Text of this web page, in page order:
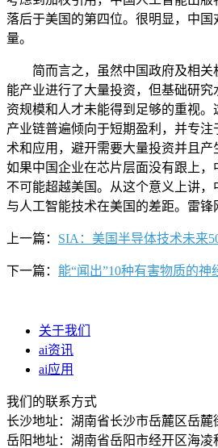
落后于美国的第四位。很明显，中
量。
简而言之，虽然中国政府及相关
能产业进行了大量投资，但基础研
资规模和人才未能得到足够的重视
产业链普遍倾向于短期盈利，并专
术和应用，避开需要大量投资并且产
如果中国企业在芯片层面没有跟上
不可能超越美国。从这个意义上讲
与人工智能技术在美国的差距。雷锋
上一篇： SIA：美国半导体技术未来
下一篇： 能“闻出”10种有害物质的
关于我们
ai资讯
ai应用
我们的联系方式
长沙地址：湖南省长沙市岳麓区岳麓
岳阳地址：湖南省岳阳市经开区海凌